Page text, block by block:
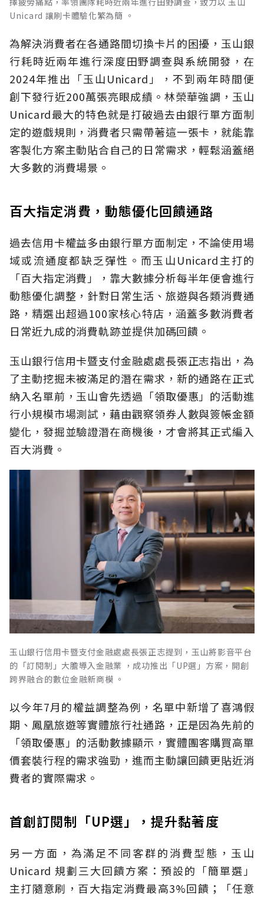
Unicard 讓刷卡體驗化繁為簡 。
為解決消費者在各通路間切換卡片的困擾，玉山銀
行耗時近兩年進行深度田野調查與系統開發，在
2024年推出「玉山Unicard」，不到兩年時間便
創下發行近200萬張亮眼成績。林榮華強調，玉山
Unicard最大的特色就是打破過去由銀行單方面制
定的遊戲規則，消費者只需帶著這一張卡，就能靠
客製化方案主動貼合自己的日常需求，輕鬆涵蓋絕
大多數的消費場景。
百大指定消費，動態優化回饋通路
過去信用卡權益多由銀行單方面制定，不論使用場
域或流通度都缺乏彈性。而玉山Unicard主打的
「百大指定消費」，靠大數據分析每半年便會進行
動態優化調整，針對日常生活、旅遊與各類消費通
路，精選出超過100家核心特店，涵蓋多數消費者
日常近九成的消費軌跡並提供加碼回饋。
玉山銀行信用卡暨支付金融處處長張正志指出，為
了主動挖掘未被滿足的潛在需求，新的通路在正式
納入名單前，玉山會先透過「領取優惠」的活動進
行小規模市場測試，藉由觀察領券人數與簽帳金額
變化，發掘並驗證潛在商機後，才會將其正式編入
百大消費。
玉山銀行信用卡暨支付金融處處長張正志提到，玉山將影音平台
的「訂閱制」大膽導入金融業 ，成功推出「UP選」方案，開創
跨界融合的數位金融新商模 。
以今年7月的權益調整為例，名單中新增了喜鴻假
期、鳳凰旅遊等實體旅行社通路，正是因為先前的
「領取優惠」的活動數據顯示，實體團客購買高單
價套裝行程的需求強勁，進而主動讓回饋更貼近消
費者的實際需求。
首創訂閱制「UP選」，提升黏著度
另一方面，為滿足不同客群的消費型態，玉山
Unicard 規劃三大回饋方案：預設的「簡單選」
主打隨意刷，百大指定消費最高3%回饋；「任意